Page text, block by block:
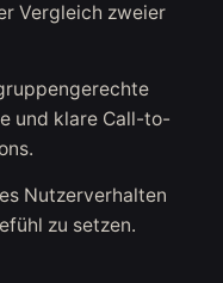
Vergleich zweier
und klare Call-to-
Nutzerverhalten
zu setzen.